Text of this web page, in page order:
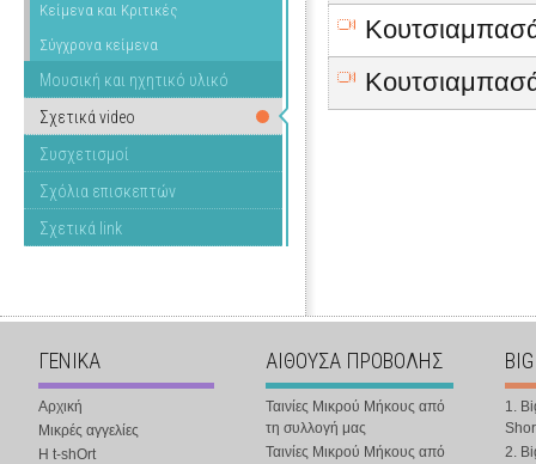
Κείμενα και Κριτικές
Σύγχρονα κείμενα
Μουσική και ηχητικό υλικό
Σχετικά video
Συσχετισμοί
Σχόλια επισκεπτών
Σχετικά link
ΓΕΝΙΚΑ
Αρχική
Μικρές αγγελίες
Η t-shOrt
ΑΙΘΟΥΣΑ ΠΡΟΒΟΛΗΣ
Ταινίες Μικρού Μήκους από
τη συλλογή μας
Ταινίες Μικρού Μήκους από
1.
2.